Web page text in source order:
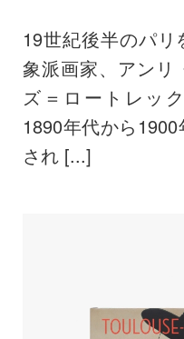
19世紀後半のパ
象派画家、アンリ
ズ＝ロートレッ
1890年代から
され [...]